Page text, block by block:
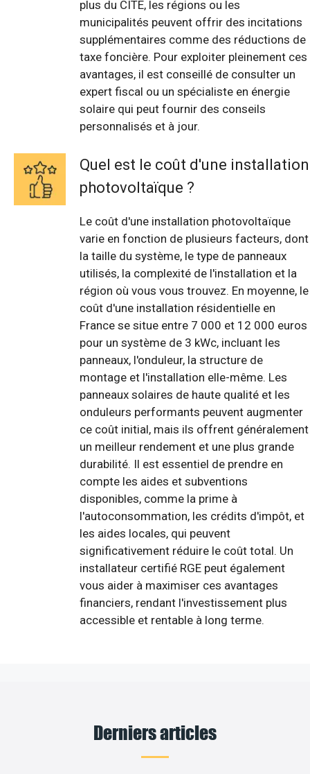
plus du CITE, les régions ou les
municipalités peuvent offrir des incitations
supplémentaires comme des réductions de
taxe foncière. Pour exploiter pleinement ces
avantages, il est conseillé de consulter un
expert fiscal ou un spécialiste en énergie
solaire qui peut fournir des conseils
personnalisés et à jour.
Quel est le coût d'une installation
photovoltaïque ?
Le coût d'une installation photovoltaïque
varie en fonction de plusieurs facteurs, dont
la taille du système, le type de panneaux
utilisés, la complexité de l'installation et la
région où vous vous trouvez. En moyenne, le
coût d'une installation résidentielle en
France se situe entre 7 000 et 12 000 euros
pour un système de 3 kWc, incluant les
panneaux, l'onduleur, la structure de
montage et l'installation elle-même. Les
panneaux solaires de haute qualité et les
onduleurs performants peuvent augmenter
ce coût initial, mais ils offrent généralement
un meilleur rendement et une plus grande
durabilité. Il est essentiel de prendre en
compte les aides et subventions
disponibles, comme la prime à
l'autoconsommation, les crédits d'impôt, et
les aides locales, qui peuvent
significativement réduire le coût total. Un
installateur certifié RGE peut également
vous aider à maximiser ces avantages
financiers, rendant l'investissement plus
accessible et rentable à long terme.
Derniers articles